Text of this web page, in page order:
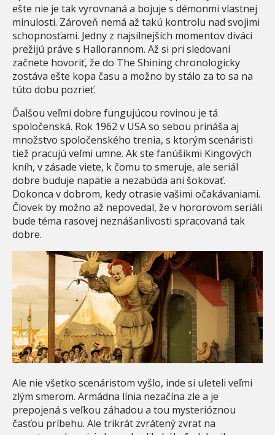
ešte nie je tak vyrovnaná a bojuje s démonmi vlastnej
minulosti. Zároveň nemá až takú kontrolu nad svojimi
schopnosťami. Jedny z najsilnejších momentov diváci
prežijú práve s Hallorannom. Až si pri sledovaní
začnete hovoriť, že do The Shining chronologicky
zostáva ešte kopa času a možno by stálo za to sa na
túto dobu pozrieť.
Ďalšou veľmi dobre fungujúcou rovinou je tá
spoločenská. Rok 1962 v USA so sebou prináša aj
množstvo spoločenského trenia, s ktorým scenáristi
tiež pracujú veľmi umne. Ak ste fanúšikmi Kingových
kníh, v zásade viete, k čomu to smeruje, ale seriál
dobre buduje napätie a nezabúda ani šokovať.
Dokonca v dobrom, kedy otrasie vašimi očakávaniami.
Človek by možno až nepovedal, že v hororovom seriáli
bude téma rasovej neznášanlivosti spracovaná tak
dobre.
Ale nie všetko scenáristom vyšlo, inde si uleteli veľmi
zlým smerom. Armádna línia nezačína zle a je
prepojená s veľkou záhadou a tou mysterióznou
časťou príbehu. Ale trikrát zvrátený zvrat na